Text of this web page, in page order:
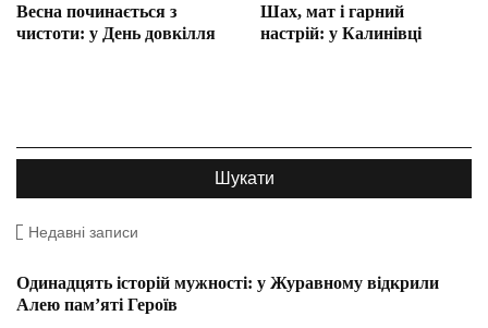
Весна починається з
чистоти: у День довкілля
Шах, мат і гарний
настрій: у Калинівці
Недавні записи
Одинадцять історій мужності: у Журавному відкрили
Алею пам’яті Героїв